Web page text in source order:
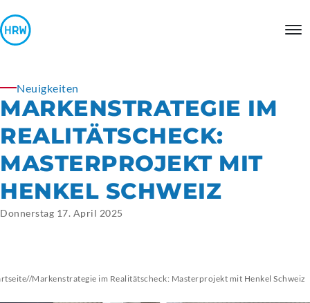
Neuigkeiten
MARKENSTRATEGIE IM
REALITÄTSCHECK:
MASTERPROJEKT MIT
HENKEL SCHWEIZ
Donnerstag 17. April 2025
//Markenstrategie im Realitätscheck: Masterprojekt mit Henkel Schweiz